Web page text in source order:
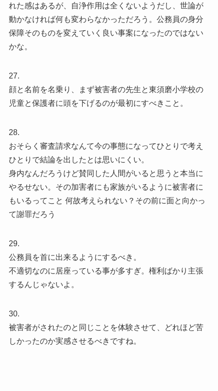
れた感はあるが、自浄作用は全くないようだし、世論が
動かなければ何も変わらなかっただろう。公務員の身分
保障そのものを変えていく良い事案になったのではない
かな。
27.
顔と名前を名乗り、まず被害者の先生と東須磨小学校の
児童と保護者に頭を下げるのが最初にすべきこと。
28.
おそらく審査請求なんて今の事態になってひとりで考え
ひとりで結論を出したとは思いにくい。
身内なんだろうけど賛同した人間がいると思うと本当に
やるせない。その加害者にも家族がいるように被害者に
もいるってこと 何故考えられない？その前に面と向かっ
て謝罪だろう
29.
公務員を首に出来るようにするべき。
不適切なのに居座っている事が多すぎ。権利ばかり主張
するんじゃないよ。
30.
被害者がされたのと同じことを体験させて、どれほど苦
しかったのか実感させるべきですね。